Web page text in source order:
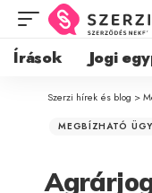
Írások Jogi
Szerzi hírek és blog >
MEGBÍZHATÓ